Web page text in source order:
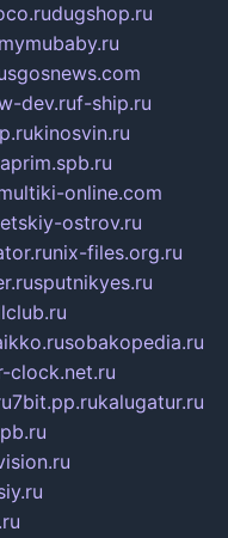
dugshop.ru
mymubaby.ru
dev.ruf-ship.ru
kinosvin.ru
online.com
ostrov.ru
nix-files.org.ru
sputnikyes.ru
sobakopedia.ru
clock.net.ru
7bit.pp.rukalugatur.ru